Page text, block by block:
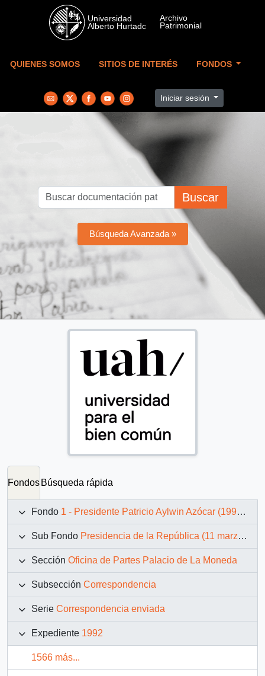
Skip to main content
QUIENES SOMOS SITIOS DE INTERÉS FONDOS
Iniciar sesión
Buscar
Búsqueda Avanzada »
Fondos Búsqueda rápida
Fondo 1 - Presidente Patricio Aylwin Azócar (1990-1994)
Sub Fondo Presidencia de la República (11 marzo 1990 – 11 marzo 1994)
Sección Oficina de Partes Palacio de La Moneda
Subsección Correspondencia
Serie Correspondencia enviada
Expediente 1992
1566 más...